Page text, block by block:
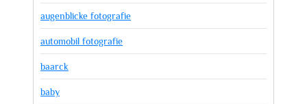
augenblicke fotografie
automobil fotografie
baarck
baby